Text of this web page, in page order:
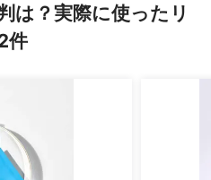
は？実際に使ったリ
件